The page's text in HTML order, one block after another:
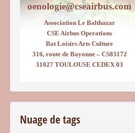
oenologie@cseairbus.com
Association Le Balthazar
CSE Airbus Operations
Bat Loisirs Arts Culture
316, route de Bayonne – CS83172
31027 TOULOUSE CEDEX 03
Nuage de tags